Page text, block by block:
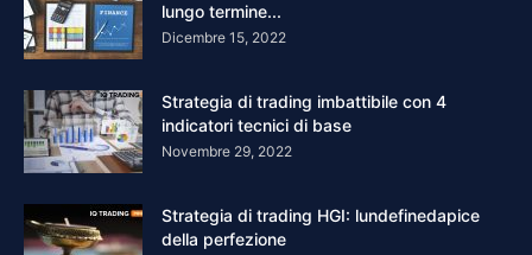
lungo termine...
Dicembre 15, 2022
Strategia di trading imbattibile con 4
indicatori tecnici di base
Novembre 29, 2022
Strategia di trading HGI: lundefinedapice
della perfezione